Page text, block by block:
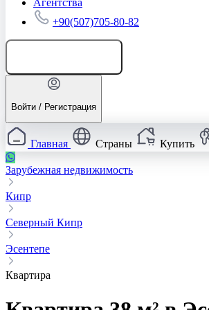
+90(507)705-80-82
Войти / Регистрация
Главная Страны Купить
Зарубежная недвижимость
Кипр
Северный Кипр
Эсентепе
Квартира